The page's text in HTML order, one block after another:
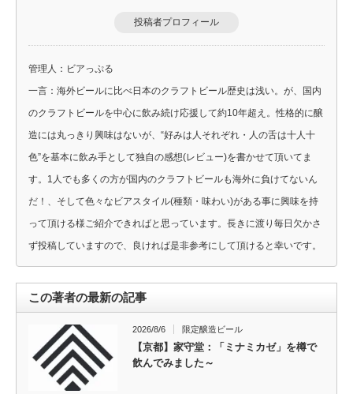
投稿者プロフィール
管理人：ビアっぷる
一言：海外ビールに比べ日本のクラフトビール歴史は浅い。が、国内
のクラフトビールを中心に飲み続け応援して約10年超え。性格的に醸
造には丸っきり興味はないが、“好みは人それぞれ・人の舌は十人十
色”を基本に飲み手として独自の感想(レビュー)を書かせて頂いてま
す。1人でも多くの方が国内のクラフトビールも海外に負けてないん
だ！、そして色々なビアスタイル(種類・味わい)がある事に興味を持
って頂ける様ご紹介できればと思っています。長きに渡り毎日欠かさ
ず投稿していますので、良ければ是非参考にして頂けると幸いです。
この著者の最新の記事
2026/8/6 限定醸造ビール
【京都】家守堂：「ミナミカゼ」を樽で
飲んでみました～